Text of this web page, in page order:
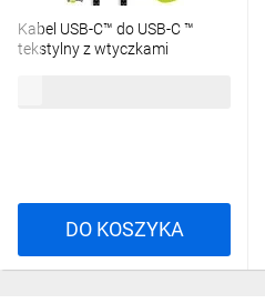
Kabel USB-C™ do USB-C ™
tekstylny z wtyczkami
DO KOSZYKA